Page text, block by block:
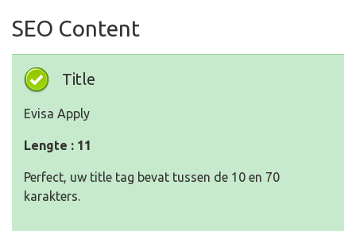
SEO Content
Title
Evisa Apply
Lengte : 11
Perfect, uw title tag bevat tussen de 10 en 70
karakters.